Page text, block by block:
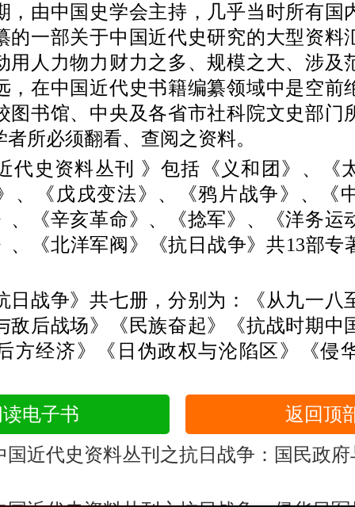
中国史学会主持，几乎当时所有国
的一部关于中国近代史研究的大型资料
用人力物力财力之多、规模之大、涉及
，在中国近代史书籍编纂领域中是空前
图书馆、中央及各省市社科院文史部门
所必须翻看、查阅之资料。
资料丛刊 》包括《义和团》、《
、《戊戌变法》、《鸦片战争》、《
、《辛亥革命》、《捻军》、《洋务运
、《北洋军阀》《抗日战争》共13部专
争》共七册，分别为：《从九一八
敌后战场》《民族奋起》《抗战时期中
方经济》《日伪政权与沦陷区》《侵
电子书
返回顶
国近代史资料丛刊之抗日战争：国民政